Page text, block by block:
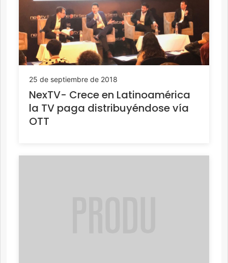
25 de septiembre de 2018
NexTV- Crece en Latinoamérica
la TV paga distribuyéndose vía
OTT